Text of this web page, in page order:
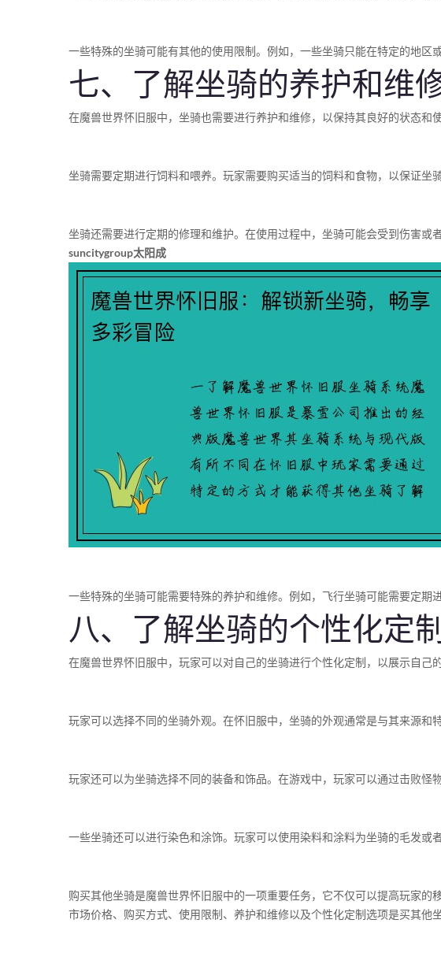
一些特殊的坐骑可能有其他的使用限制。例如，一些坐骑只能在特定的地区
七、了解坐骑的养护和维
在魔兽世界怀旧服中，坐骑也需要进行养护和维修，以保持其良好的状态和
坐骑需要定期进行饲料和喂养。玩家需要购买适当的饲料和食物，以保证坐
坐骑还需要进行定期的修理和维护。在使用过程中，坐骑可能会受到伤害或
suncitygroup太阳成
一些特殊的坐骑可能需要特殊的养护和维修。例如，飞行坐骑可能需要定期
八、了解坐骑的个性化定制
在魔兽世界怀旧服中，玩家可以对自己的坐骑进行个性化定制，以展示自己
玩家可以选择不同的坐骑外观。在怀旧服中，坐骑的外观通常是与其来源和
玩家还可以为坐骑选择不同的装备和饰品。在游戏中，玩家可以通过击败怪
一些坐骑还可以进行染色和涂饰。玩家可以使用染料和涂料为坐骑的毛发或
购买其他坐骑是魔兽世界怀旧服中的一项重要任务，它不仅可以提高玩家
市场价格、购买方式、使用限制、养护和维修以及个性化定制选项是买其他